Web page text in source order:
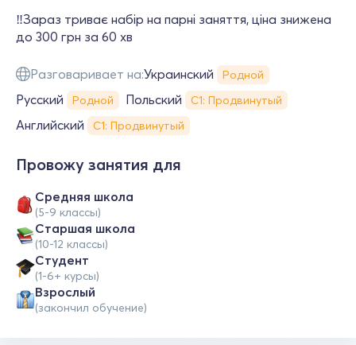
‼️Зараз триває набір на парні заняття, ціна знижена
до 300 грн за 60 хв
Разговаривает на:Украинский Родной
Русский Родной Польский С1: Продвинутый
Английский С1: Продвинутый
Провожу занятия для
Средняя школа
(5-9 классы)
Cтаршая школа
(10-12 классы)
Студент
(1-6+ курсы)
Взрослый
(закончил обучение)